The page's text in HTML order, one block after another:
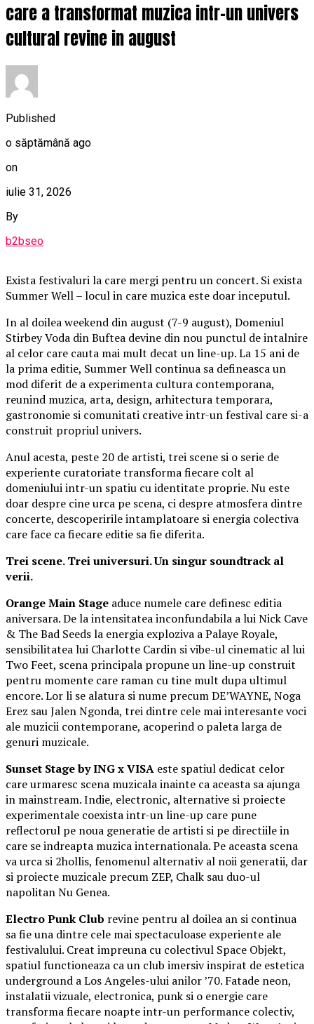
care a transformat muzica intr-un univers
cultural revine in august
Published
o săptămână ago
on
iulie 31, 2026
By
b2bseo
Exista festivaluri la care mergi pentru un concert. Si exista
Summer Well – locul in care muzica este doar inceputul.
In al doilea weekend din august (7-9 august), Domeniul
Stirbey Voda din Buftea devine din nou punctul de intalnire
al celor care cauta mai mult decat un line-up. La 15 ani de
la prima editie, Summer Well continua sa defineasca un
mod diferit de a experimenta cultura contemporana,
reunind muzica, arta, design, arhitectura temporara,
gastronomie si comunitati creative intr-un festival care si-a
construit propriul univers.
Anul acesta, peste 20 de artisti, trei scene si o serie de
experiente curatoriate transforma fiecare colt al
domeniului intr-un spatiu cu identitate proprie. Nu este
doar despre cine urca pe scena, ci despre atmosfera dintre
concerte, descoperirile intamplatoare si energia colectiva
care face ca fiecare editie sa fie diferita.
Trei scene. Trei universuri. Un singur soundtrack al
verii.
Orange Main Stage aduce numele care definesc editia
aniversara. De la intensitatea inconfundabila a lui Nick Cave
& The Bad Seeds la energia exploziva a Palaye Royale,
sensibilitatea lui Charlotte Cardin si vibe-ul cinematic al lui
Two Feet, scena principala propune un line-up construit
pentru momente care raman cu tine mult dupa ultimul
encore. Lor li se alatura si nume precum DE’WAYNE, Noga
Erez sau Jalen Ngonda, trei dintre cele mai interesante voci
ale muzicii contemporane, acoperind o paleta larga de
genuri muzicale.
Sunset Stage by ING x VISA este spatiul dedicat celor
care urmaresc scena muzicala inainte ca aceasta sa ajunga
in mainstream. Indie, electronic, alternative si proiecte
experimentale coexista intr-un line-up care pune
reflectorul pe noua generatie de artisti si pe directiile in
care se indreapta muzica internationala. Pe aceasta scena
va urca si 2hollis, fenomenul alternativ al noii generatii, dar
si proiecte muzicale precum ZEP, Chalk sau duo-ul
napolitan Nu Genea.
Electro Punk Club revine pentru al doilea an si continua
sa fie una dintre cele mai spectaculoase experiente ale
festivalului. Creat impreuna cu colectivul Space Objekt,
spatiul functioneaza ca un club imersiv inspirat de estetica
underground a Los Angeles-ului anilor ’70. Fatade neon,
instalatii vizuale, electronica, punk si o energie care
transforma fiecare noapte intr-un performance colectiv,